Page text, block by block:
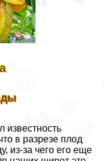
известность
в разрезе плод
из-за чего его еще